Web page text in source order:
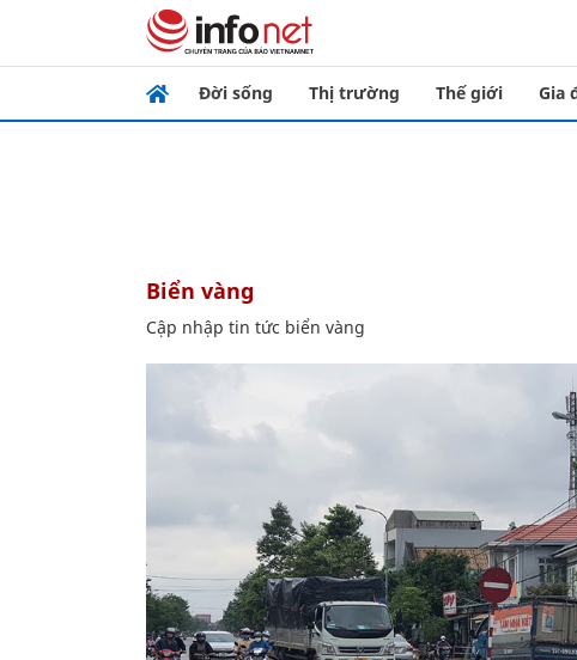
Đời sống Thị trường Thế giới Gia
biển vàng
Cập nhập tin tức biển vàng